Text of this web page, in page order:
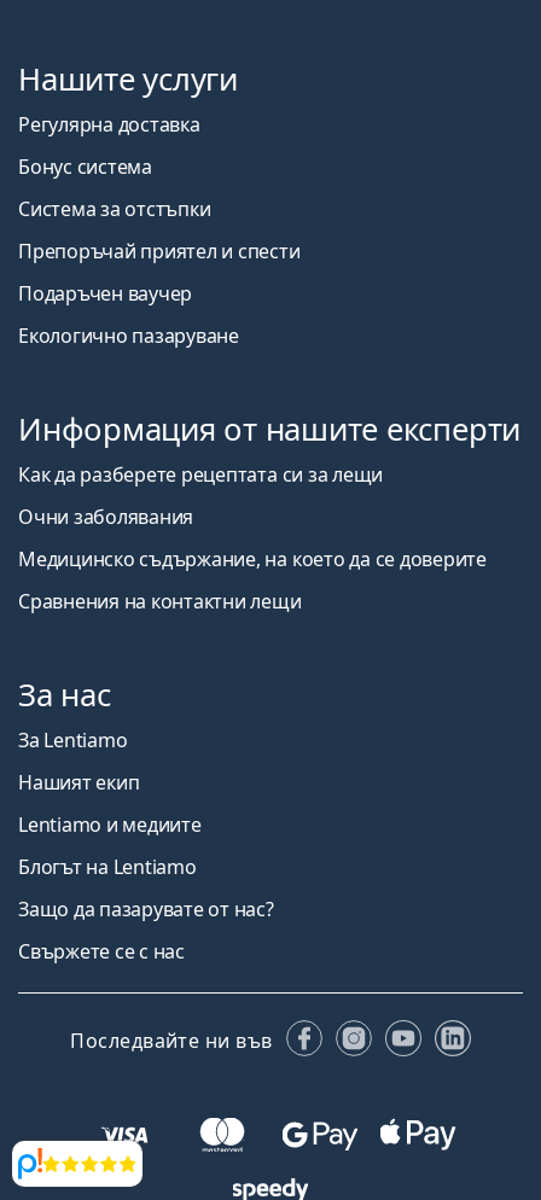
Прегледи
Нашите услуги
Регулярна доставка
Бонус система
Система за отстъпки
Препоръчай приятел и спести
Подаръчен ваучер
Екологично пазаруване
Информация от нашите експерти
Как да разберете рецептата си за лещи
Очни заболявания
Медицинско съдържание, на което да се доверите
Сравнения на контактни лещи
За нас
За Lentiamo
Нашият екип
Lentiamo и медиите
Блогът на Lentiamo
Защо да пазарувате от нас?
Свържете се с нас
Последвайте ни във FacebookInstagram
YouTube